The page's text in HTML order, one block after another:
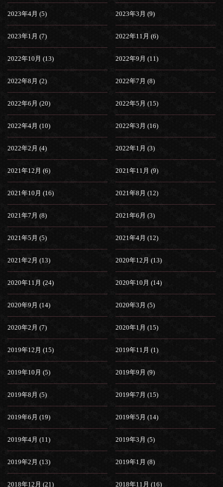
2023年4月 (5) 2023年3月 (9)
2023年1月 (7) 2022年11月 (6)
2022年10月 (13) 2022年9月 (11)
2022年8月 (2) 2022年7月 (8)
2022年6月 (20) 2022年5月 (15)
2022年4月 (10) 2022年3月 (16)
2022年2月 (4) 2022年1月 (3)
2021年12月 (6) 2021年11月 (9)
2021年10月 (16) 2021年8月 (12)
2021年7月 (8) 2021年6月 (3)
2021年5月 (5) 2021年4月 (12)
2021年2月 (13) 2020年12月 (13)
2020年11月 (24) 2020年10月 (14)
2020年9月 (14) 2020年3月 (5)
2020年2月 (7) 2020年1月 (15)
2019年12月 (15) 2019年11月 (1)
2019年10月 (5) 2019年9月 (9)
2019年8月 (5) 2019年7月 (15)
2019年6月 (19) 2019年5月 (14)
2019年4月 (11) 2019年3月 (5)
2019年2月 (13) 2019年1月 (8)
2018年12月 (21) 2018年11月 (16)